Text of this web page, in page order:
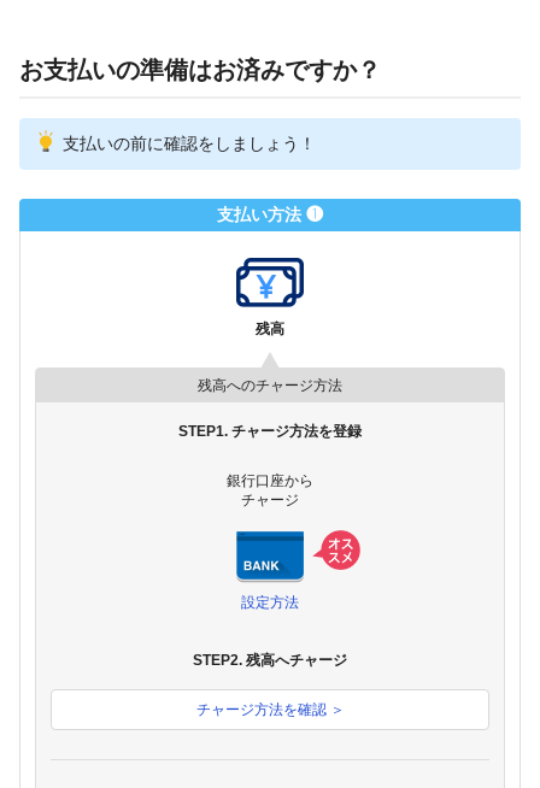
お支払いの準備はお済みですか？
支払いの前に確認をしましょう！
支払い方法 ❶
残高
残高へのチャージ方法
STEP1. チャージ方法を登録
銀行口座から
チャージ
設定方法
STEP2. 残高へチャージ
チャージ方法を確認 ＞